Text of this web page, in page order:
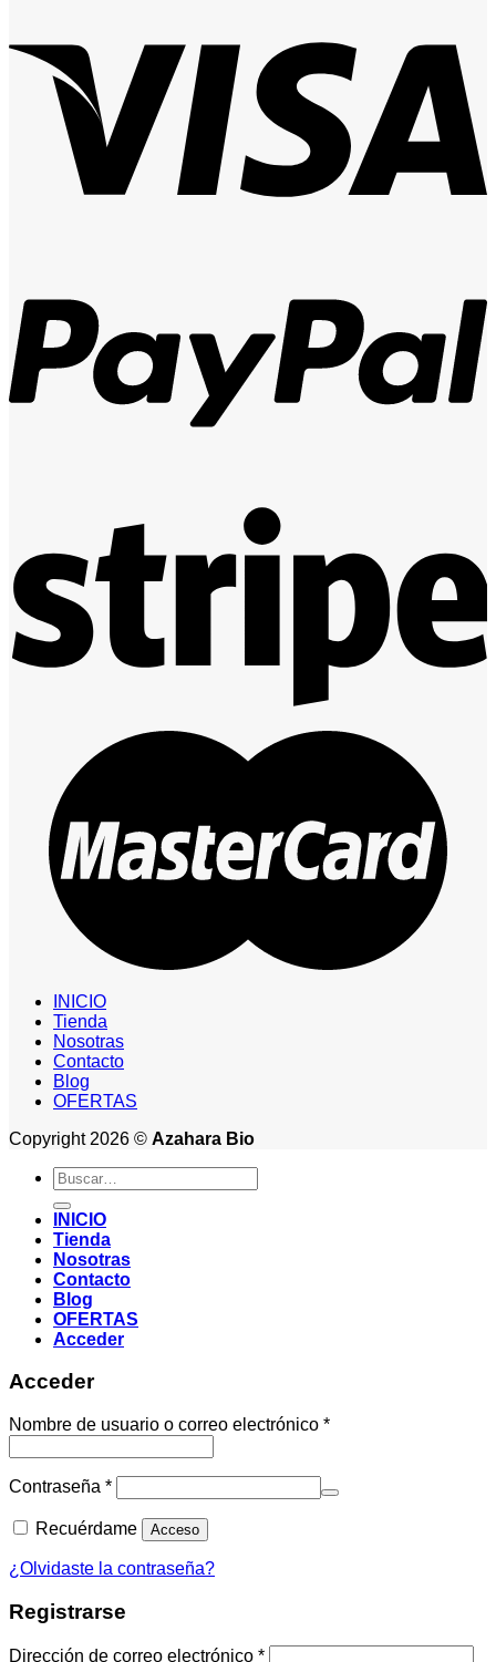
INICIO
Tienda
Nosotras
Contacto
Blog
OFERTAS
Copyright 2026 © Azahara Bio
Buscar
por:
INICIO
Tienda
Nosotras
Contacto
Blog
OFERTAS
Acceder
Acceder
Nombre de usuario o correo electrónico *
Contraseña *
Recuérdame Acceso
¿Olvidaste la contraseña?
Registrarse
Dirección de correo electrónico *